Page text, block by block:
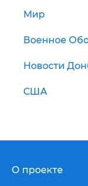
Мир
Военное
Новости
США
О проекте